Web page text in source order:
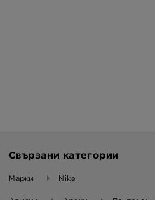
Свързани категории
Марки Nike